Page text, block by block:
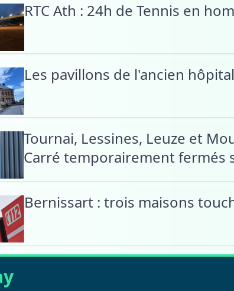
RTC Ath : 24h de Tennis en
Les pavillons de l'ancien
Tournai, Lessines, Leuze et
Carré temporairement fermés
Bernissart : trois maisons